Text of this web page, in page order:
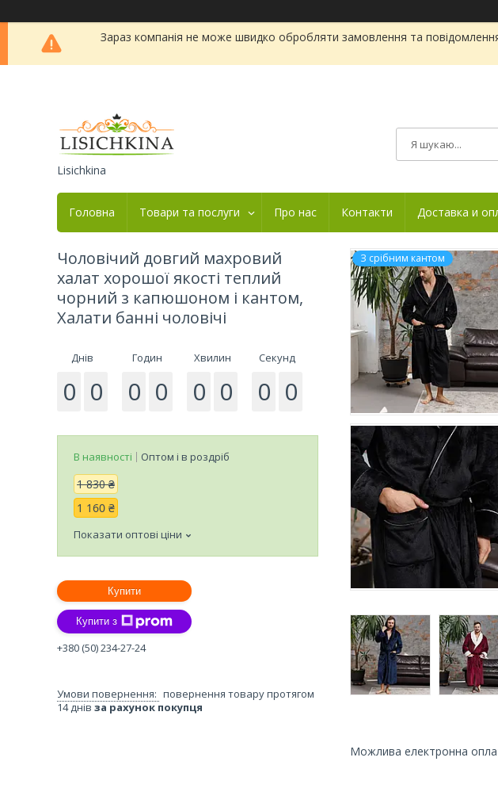
Зараз компанія не може швидко обробляти замовлення та
Lisichkina
Головна Товари та послуги Про нас Контакти Доставка и
З срібним кантом
Чоловічий довгий махровий
халат хорошої якості теплий
чорний з капюшоном і кантом,
Халати банні чоловічі
Днів
0 0
Годин
0 0
Хвилин
0 0
Секунд
0 0
В наявності Оптом і в роздріб
1 830 ₴
1 160 ₴
Показати оптові ціни
Купити
Купити з
+380 (50) 234-27-24
повернення товару протягом
14 днів за рахунок покупця